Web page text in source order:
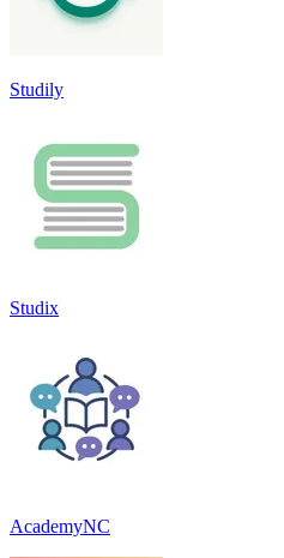
Studily
Studix
AcademyNC